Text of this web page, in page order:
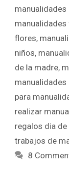
flores,
niños,
de la madre,
manualidades
para
realizar
regalos dia
trabajos de
8